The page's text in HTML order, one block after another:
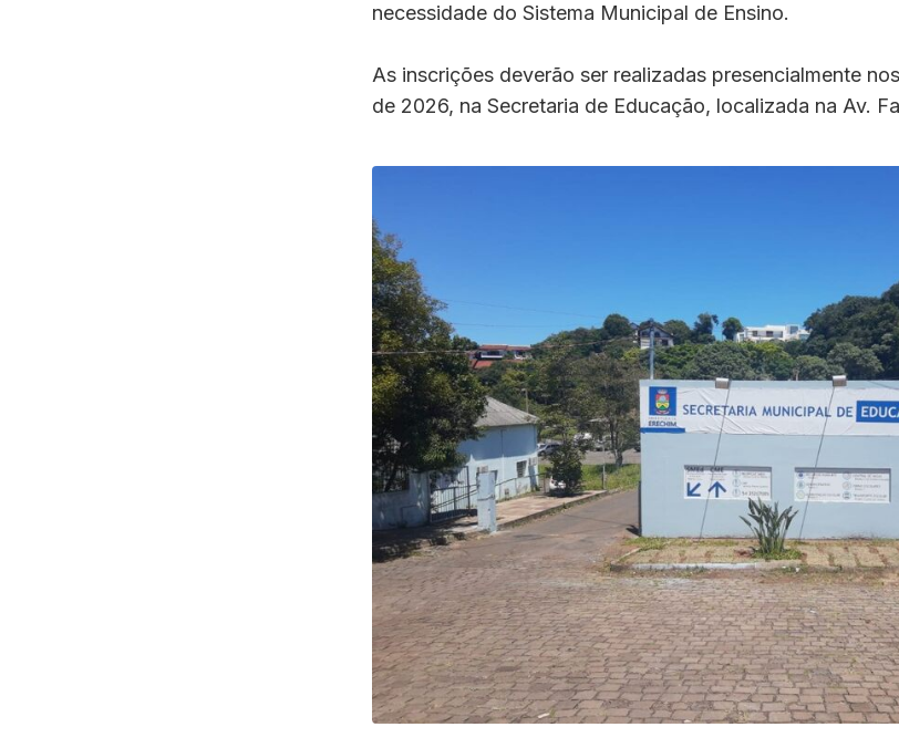
necessidade do Sistema Municipal de Ensino.
As inscrições deverão ser realizadas presencialmente
de 2026, na Secretaria de Educação, localizada na Av.